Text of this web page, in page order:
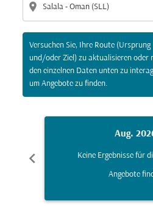
location_on
Versuchen Sie, Ihre Route (Ursprung
und/oder Ziel) zu aktualisieren oder
den einzelnen Daten unten zu
um Angebote zu finden.
chevron_left
Aug.
Keine Ergebnisse für
Angebote